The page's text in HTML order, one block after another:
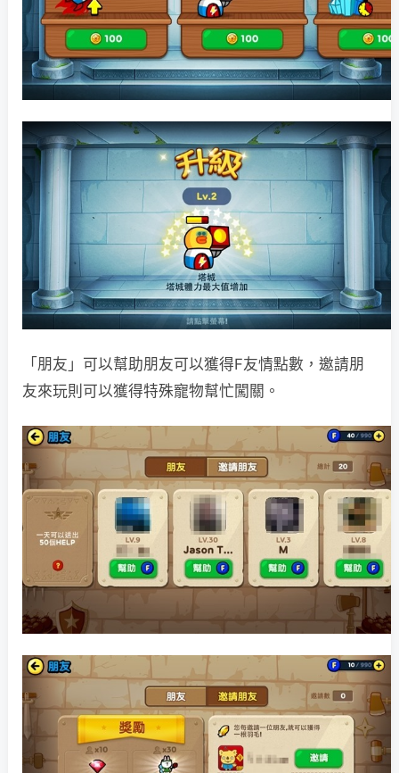
「朋友」可以幫助朋友可以獲得F友情點數，邀請朋
友來玩則可以獲得特殊寵物幫忙闖關。